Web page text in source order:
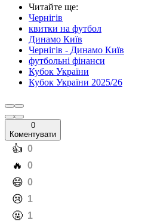
Читайте ще:
Чернігів
квитки на футбол
Динамо Київ
Чернігів - Динамо Київ
футбольні фінанси
Кубок України
Кубок України 2025/26
0
Коментувати
️👍 0
️🔥 0
️😄 0
️😢 1
️🤬 1